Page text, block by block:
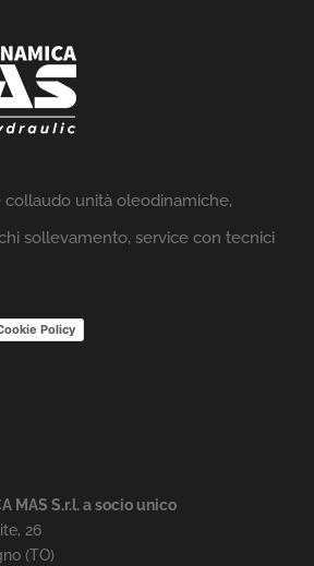
collaudo unità oleodinamiche,
sollevamento, service con tecnici
Policy
MAS S.r.l. a socio unico
26
(TO)